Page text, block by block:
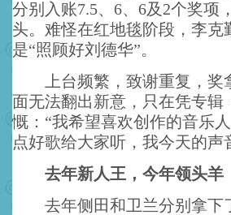
分别入账7.5、6、6及2个奖项
头。难怪在红地毯阶段，李
是“照顾好刘德华”。
上台频繁，致谢重复，奖
面无法翻出新意，只在凭专
慨：“我希望喜欢创作的音乐
点好歌给大家听，我今天的声
去年新人王，今年领头羊
去年侧田和卫兰分别拿下